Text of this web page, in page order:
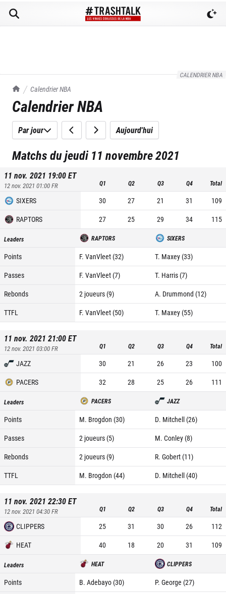
CALENDRIER NBA
TrashTalk Actu NBA
Calendrier NBA
Calendrier NBA
Par jour Aujourd'hui
Matchs du jeudi 11 novembre 2021
11 nov. 2021 19:00ET
12 nov. 2021 01:00FR Q1 Q2 Q3 Q4 Total
SIXERS 30 27 21 31
109
RAPTORS
27 25 29 34 115
Leaders RAPTORS SIXERS
Points F. VanVleet (32)
T. Maxey (33)
Passes
F. VanVleet (7)
T. Harris (7)
Rebonds
2 joueurs (9)
A. Drummond (12)
TTFL
F. VanVleet (50) T. Maxey (55)
11 nov. 2021 21:00ET
12 nov. 2021 03:00FR Q1 Q2 Q3 Q4 Total
JAZZ 30 21 26 23
100
PACERS
32 28 25 26 111
Leaders PACERS JAZZ
Points M. Brogdon (30)
D. Mitchell (26)
Passes
2 joueurs (5)
M. Conley (8)
Rebonds
2 joueurs (9)
R. Gobert (11)
TTFL
M. Brogdon (44) D. Mitchell (40)
11 nov. 2021 22:30ET
12 nov. 2021 04:30FR Q1 Q2 Q3 Q4 Total
CLIPPERS 25 31 30 26
112
HEAT
40 18 20 31 109
Leaders HEAT CLIPPERS
Points B. Adebayo (30)
P. George (27)